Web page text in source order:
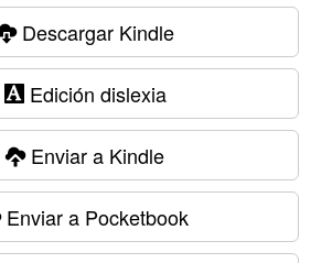
Descargar Kindle
Edición dislexia
Enviar a Kindle
Enviar a Pocketbook